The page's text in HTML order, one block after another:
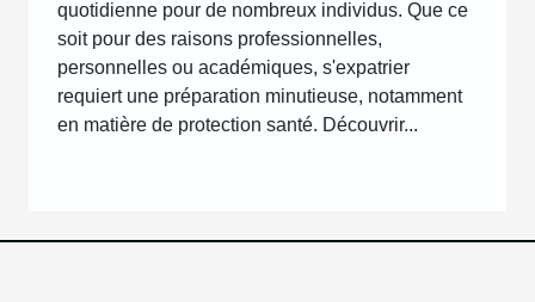
quotidienne pour de nombreux individus. Que ce
soit pour des raisons professionnelles,
personnelles ou académiques, s'expatrier
requiert une préparation minutieuse, notamment
en matière de protection santé. Découvrir...